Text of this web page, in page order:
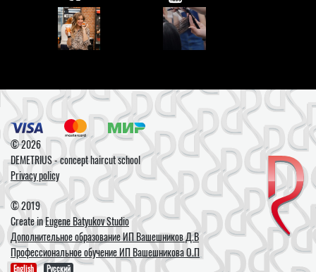
© 2026
DEMETRIUS - concept haircut school
Privacy policy
© 2019
Create inEugene Batyukov Studio
Дополнительное образование ИП Вашешников Д.В
Профессиональное обучение ИП Вашешникова О.П
English Русский